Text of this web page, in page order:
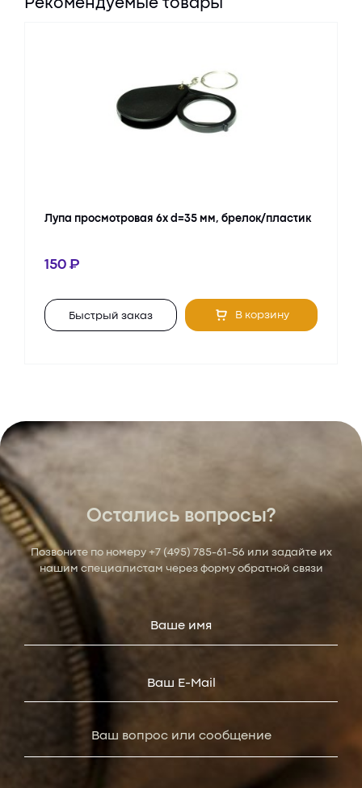
Рекомендуемые товары
Лупа просмотровая 6х d=35 мм, брелок/пластик
150
Быстрый заказ В корзину
Остались вопросы?
Позвоните по номеру +7 (495) 785-61-56 или задайте их
нашим специалистам через форму обратной связи